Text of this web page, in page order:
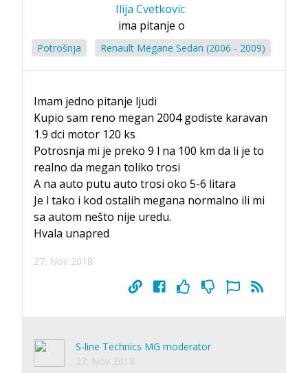
Ilija Cvetkovic
ima pitanje o
Potrošnja Renault Megane Sedan (2006 - 2009)
Imam jedno pitanje ljudi
Kupio sam reno megan 2004 godiste karavan
1.9 dci motor 120 ks
Potrosnja mi je preko 9 l na 100 km da li je to
realno da megan toliko trosi
A na auto putu auto trosi oko 5-6 litara
Je l tako i kod ostalih megana normalno ili mi
sa autom nešto nije uredu.
Hvala unapred
27. Nov 2018.
S-line Technics MG moderator
27. Nov 2018.